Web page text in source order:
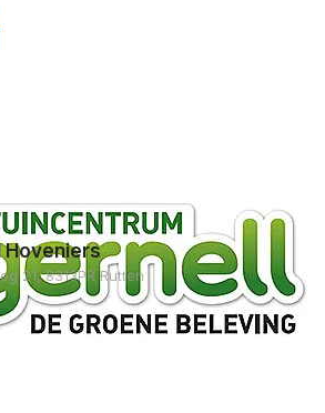
Hoveniers
21, 8313PR Rutten